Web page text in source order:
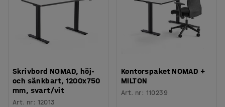
Skrivbord NOMAD, höj-
och sänkbart, 1200x750
mm, svart/vit
Art. nr: 12013
Kontorspaket NOMAD +
MILTON
Art. nr: 110239